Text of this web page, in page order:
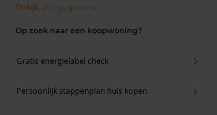
Bekijk alle gegevens
Op zoek naar een koopwoning?
Gratis energielabel check
Persoonlijk stappenplan huis kopen